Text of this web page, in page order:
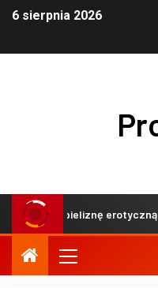
6 sierpnia 2026
bieliznę erotyczną?